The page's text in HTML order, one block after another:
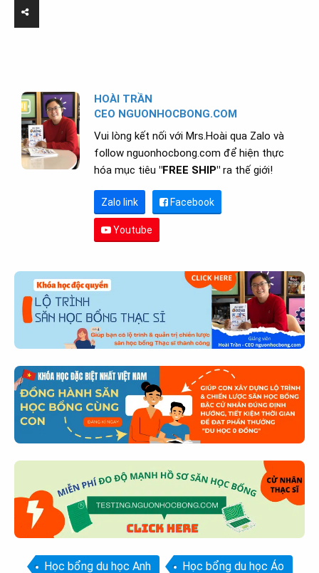
HOÀI TRẦN
CEO NGUONHOCBONG.COM
Vui lòng kết nối với Mrs.Hoài qua Zalo và
follow nguonhocbong.com để hiện thực
hóa mục tiêu "FREE SHIP" ra thế giới!
Zalo link Facebook
Youtube
Học bổng du học Anh Học bổng du học Áo